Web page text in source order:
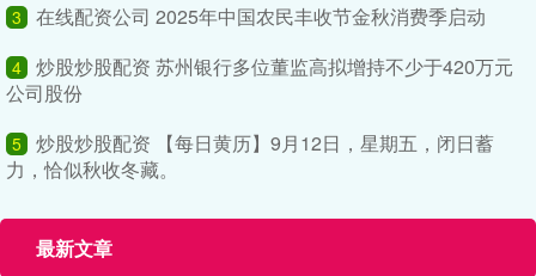
3 在线配资公司 2025年中国农民丰收节金秋消费季启动
4 炒股炒股配资 苏州银行多位董监高拟增持不少于420万元
公司股份
5 炒股炒股配资 【每日黄历】9月12日，星期五，闭日蓄
力，恰似秋收冬藏。
最新文章